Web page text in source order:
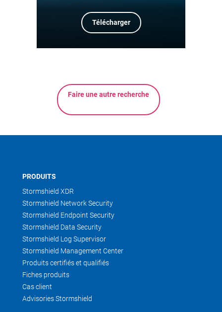
Télécharger
Faire une autre recherche
PRODUITS
Stormshield XDR
Stormshield Network Security
Stormshield Endpoint Security
Stormshield Data Security
Stormshield Log Supervisor
Stormshield Management Center
Produits certifiés et qualifiés
Fiches produits
Cas client
Advisories Stormshield